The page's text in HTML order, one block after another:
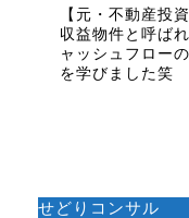
【元・不動産投
収益物件と呼ば
ャッシュフロー
を学びました笑
せどりコンサル